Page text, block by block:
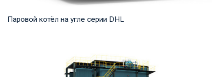
Паровой котёл на угле серии DHL
продукта: 20-75 т/ч Температура на выходе...